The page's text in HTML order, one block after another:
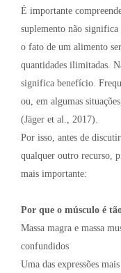
É importante
suplemento não significa
o fato de um alimento
quantidades ilimitadas.
significa benefício.
ou, em algumas
(Jäger et al., 2017).
Por isso, antes de
qualquer outro recurso,
mais importante:
Por que o músculo é
Massa magra e massa
confundidos
Uma das expressões